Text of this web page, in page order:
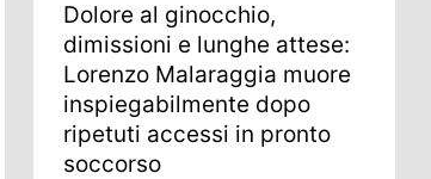
Dolore al ginocchio,
dimissioni e lunghe attese:
Lorenzo Malaraggia muore
inspiegabilmente dopo
ripetuti accessi in pronto
soccorso